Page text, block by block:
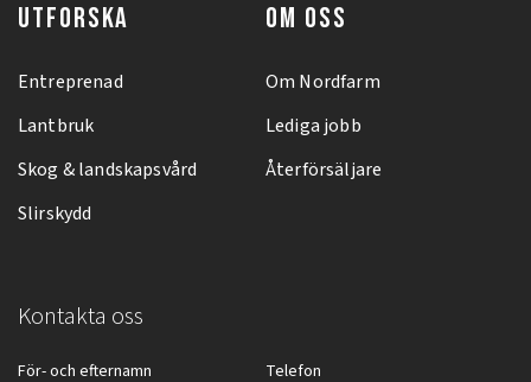
UTFORSKA
Entreprenad
Lantbruk
Skog & landskapsvård
Slirskydd
OM OSS
Om Nordfarm
Lediga jobb
Återförsäljare
Kontakta oss